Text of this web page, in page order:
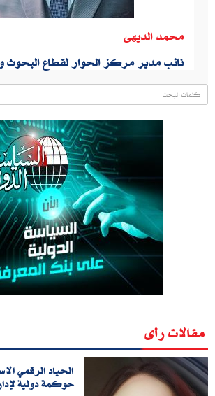
محمد الديهى
نائب مدير مركز الحوار لقطاع البحوث
مقالات رأى
الحياد الرقمي
حوكمة دولية